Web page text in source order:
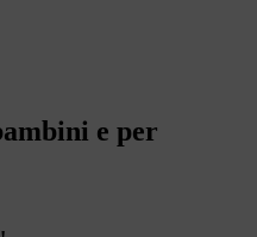
e per